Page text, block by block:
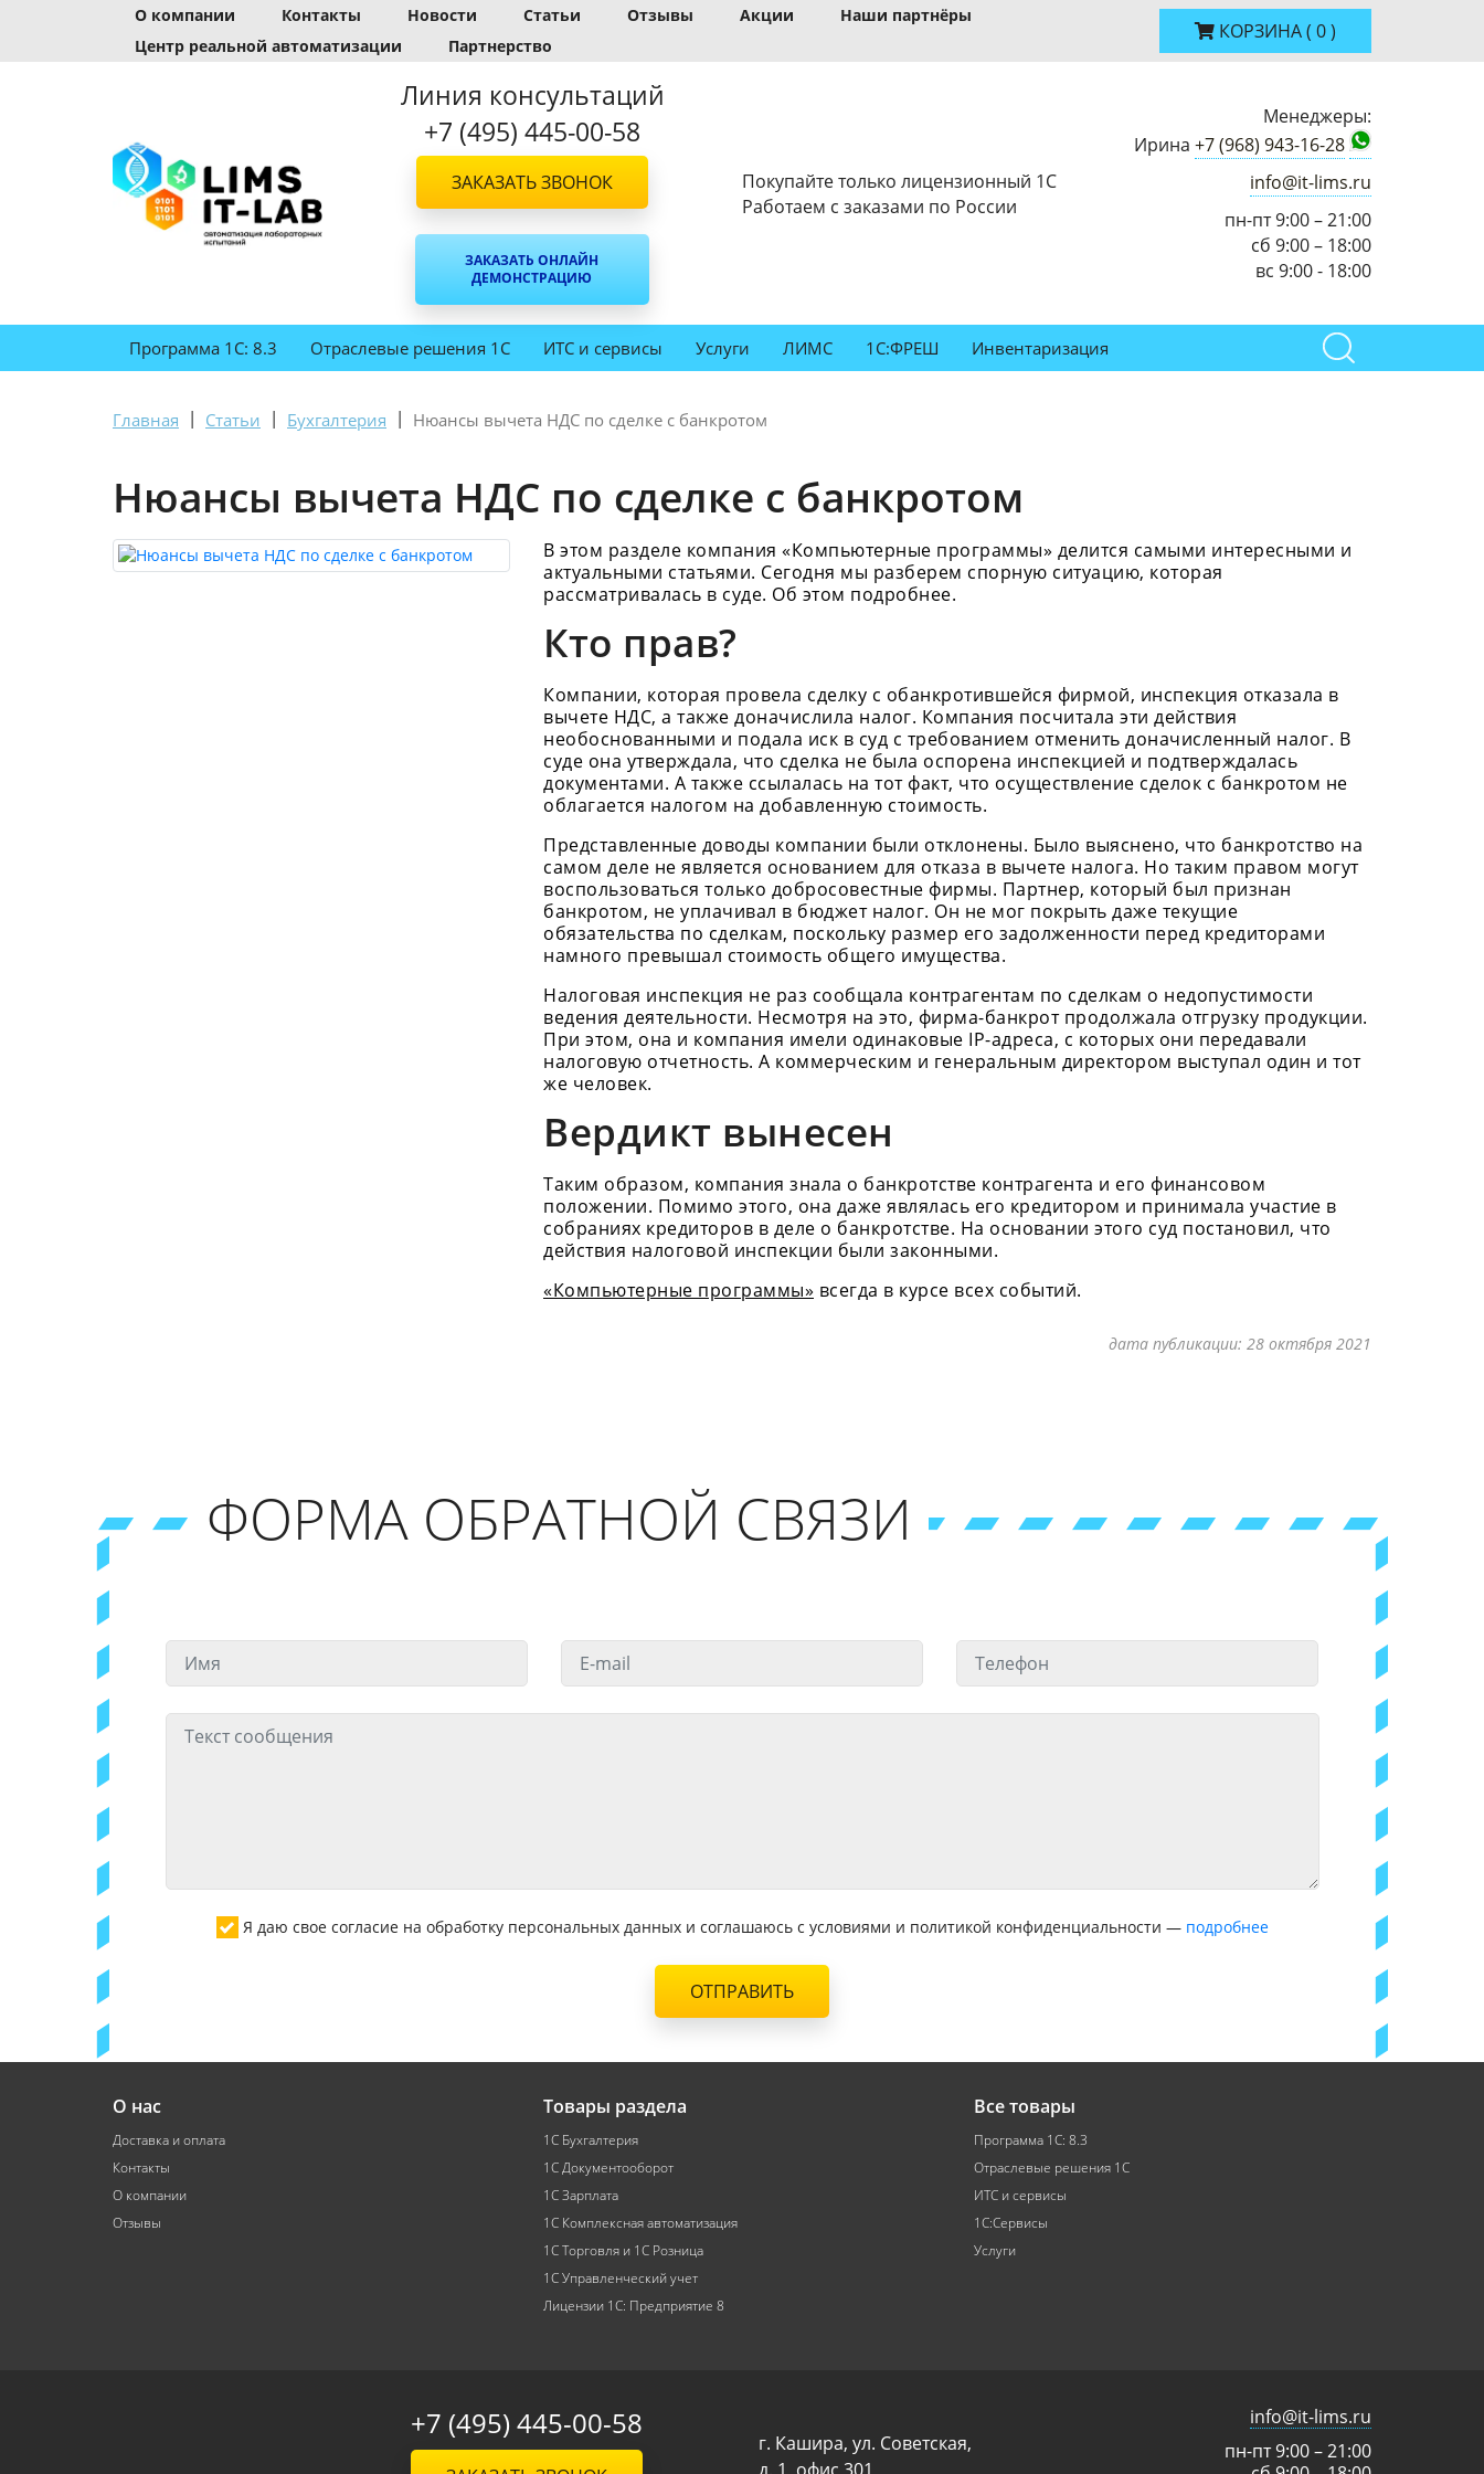
О компании Контакты Новости Статьи Отзывы Акции
Наши партнёры
Центр реальной автоматизации
Партнерство
КОРЗИНА( 0)
Линия консультаций
+7 (495) 445-00-58
ЗАКАЗАТЬ ЗВОНОК
ЗАКАЗАТЬ ОНЛАЙН
ДЕМОНСТРАЦИЮ
Покупайте только лицензионный 1С
Работаем с заказами по России
Менеджеры:
Ирина +7 (968) 943-16-28
info@it-lims.ru
пн-пт 9:00 – 21:00
сб 9:00 – 18:00
вс 9:00 - 18:00
Программа 1С: 8.3 Отраслевые решения 1С ИТС и сервисы Услуги ЛИМС 1С:ФРЕШ Инвентаризация
Главная | Статьи | Бухгалтерия | Нюансы вычета НДС по сделке с банкротом
Нюансы вычета НДС по сделке с банкротом
В этом разделе компания «Компьютерные программы» делится самыми интересными и
актуальными статьями. Сегодня мы разберем спорную ситуацию, которая
рассматривалась в суде. Об этом подробнее.
Кто прав?
Компании, которая провела сделку с обанкротившейся фирмой, инспекция отказала в
вычете НДС, а также доначислила налог. Компания посчитала эти действия
необоснованными и подала иск в суд с требованием отменить доначисленный налог. В
суде она утверждала, что сделка не была оспорена инспекцией и подтверждалась
документами. А также ссылалась на тот факт, что осуществление сделок с банкротом не
облагается налогом на добавленную стоимость.
Представленные доводы компании были отклонены. Было выяснено, что банкротство на
самом деле не является основанием для отказа в вычете налога. Но таким правом могут
воспользоваться только добросовестные фирмы. Партнер, который был признан
банкротом, не уплачивал в бюджет налог. Он не мог покрыть даже текущие
обязательства по сделкам, поскольку размер его задолженности перед кредиторами
намного превышал стоимость общего имущества.
Налоговая инспекция не раз сообщала контрагентам по сделкам о недопустимости
ведения деятельности. Несмотря на это, фирма-банкрот продолжала отгрузку продукции.
При этом, она и компания имели одинаковые IP-адреса, с которых они передавали
налоговую отчетность. А коммерческим и генеральным директором выступал один и тот
же человек.
Вердикт вынесен
Таким образом, компания знала о банкротстве контрагента и его финансовом
положении. Помимо этого, она даже являлась его кредитором и принимала участие в
собраниях кредиторов в деле о банкротстве. На основании этого суд постановил, что
действия налоговой инспекции были законными.
«Компьютерные программы» всегда в курсе всех событий.
дата публикации: 28 октября 2021
ФОРМА ОБРАТНОЙ СВЯЗИ
Я даю свое согласие на обработку персональных данных и соглашаюсь с условиями и политикой конфиденциальности — подробнее
ОТПРАВИТЬ
О нас
Доставка и оплата
Контакты
О компании
Отзывы
Товары раздела
1С Бухгалтерия
1С Документооборот
1С Зарплата
1С Комплексная автоматизация
1С Торговля и 1С Розница
1С Управленческий учет
Лицензии 1С: Предприятие 8
Все товары
Программа 1С: 8.3
Отраслевые решения 1С
ИТС и сервисы
1С:Сервисы
Услуги
+7 (495) 445-00-58
г. Кашира, ул. Советская,
д. 1, офис 301
info@it-lims.ru
пн-пт 9:00 – 21:00